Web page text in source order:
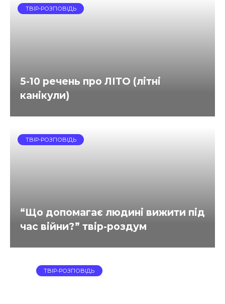
ТВІР-РОЗПОВІДЬ
5-10 речень про ЛІТО (літні
канікули)
ТВІР-РОЗПОВІДЬ
“Що допомагає людині вижити під
час війни?” твір-роздум
ТВІР-РОЗПОВІДЬ